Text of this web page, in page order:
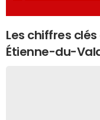
Les chiffres
Étienne-du-